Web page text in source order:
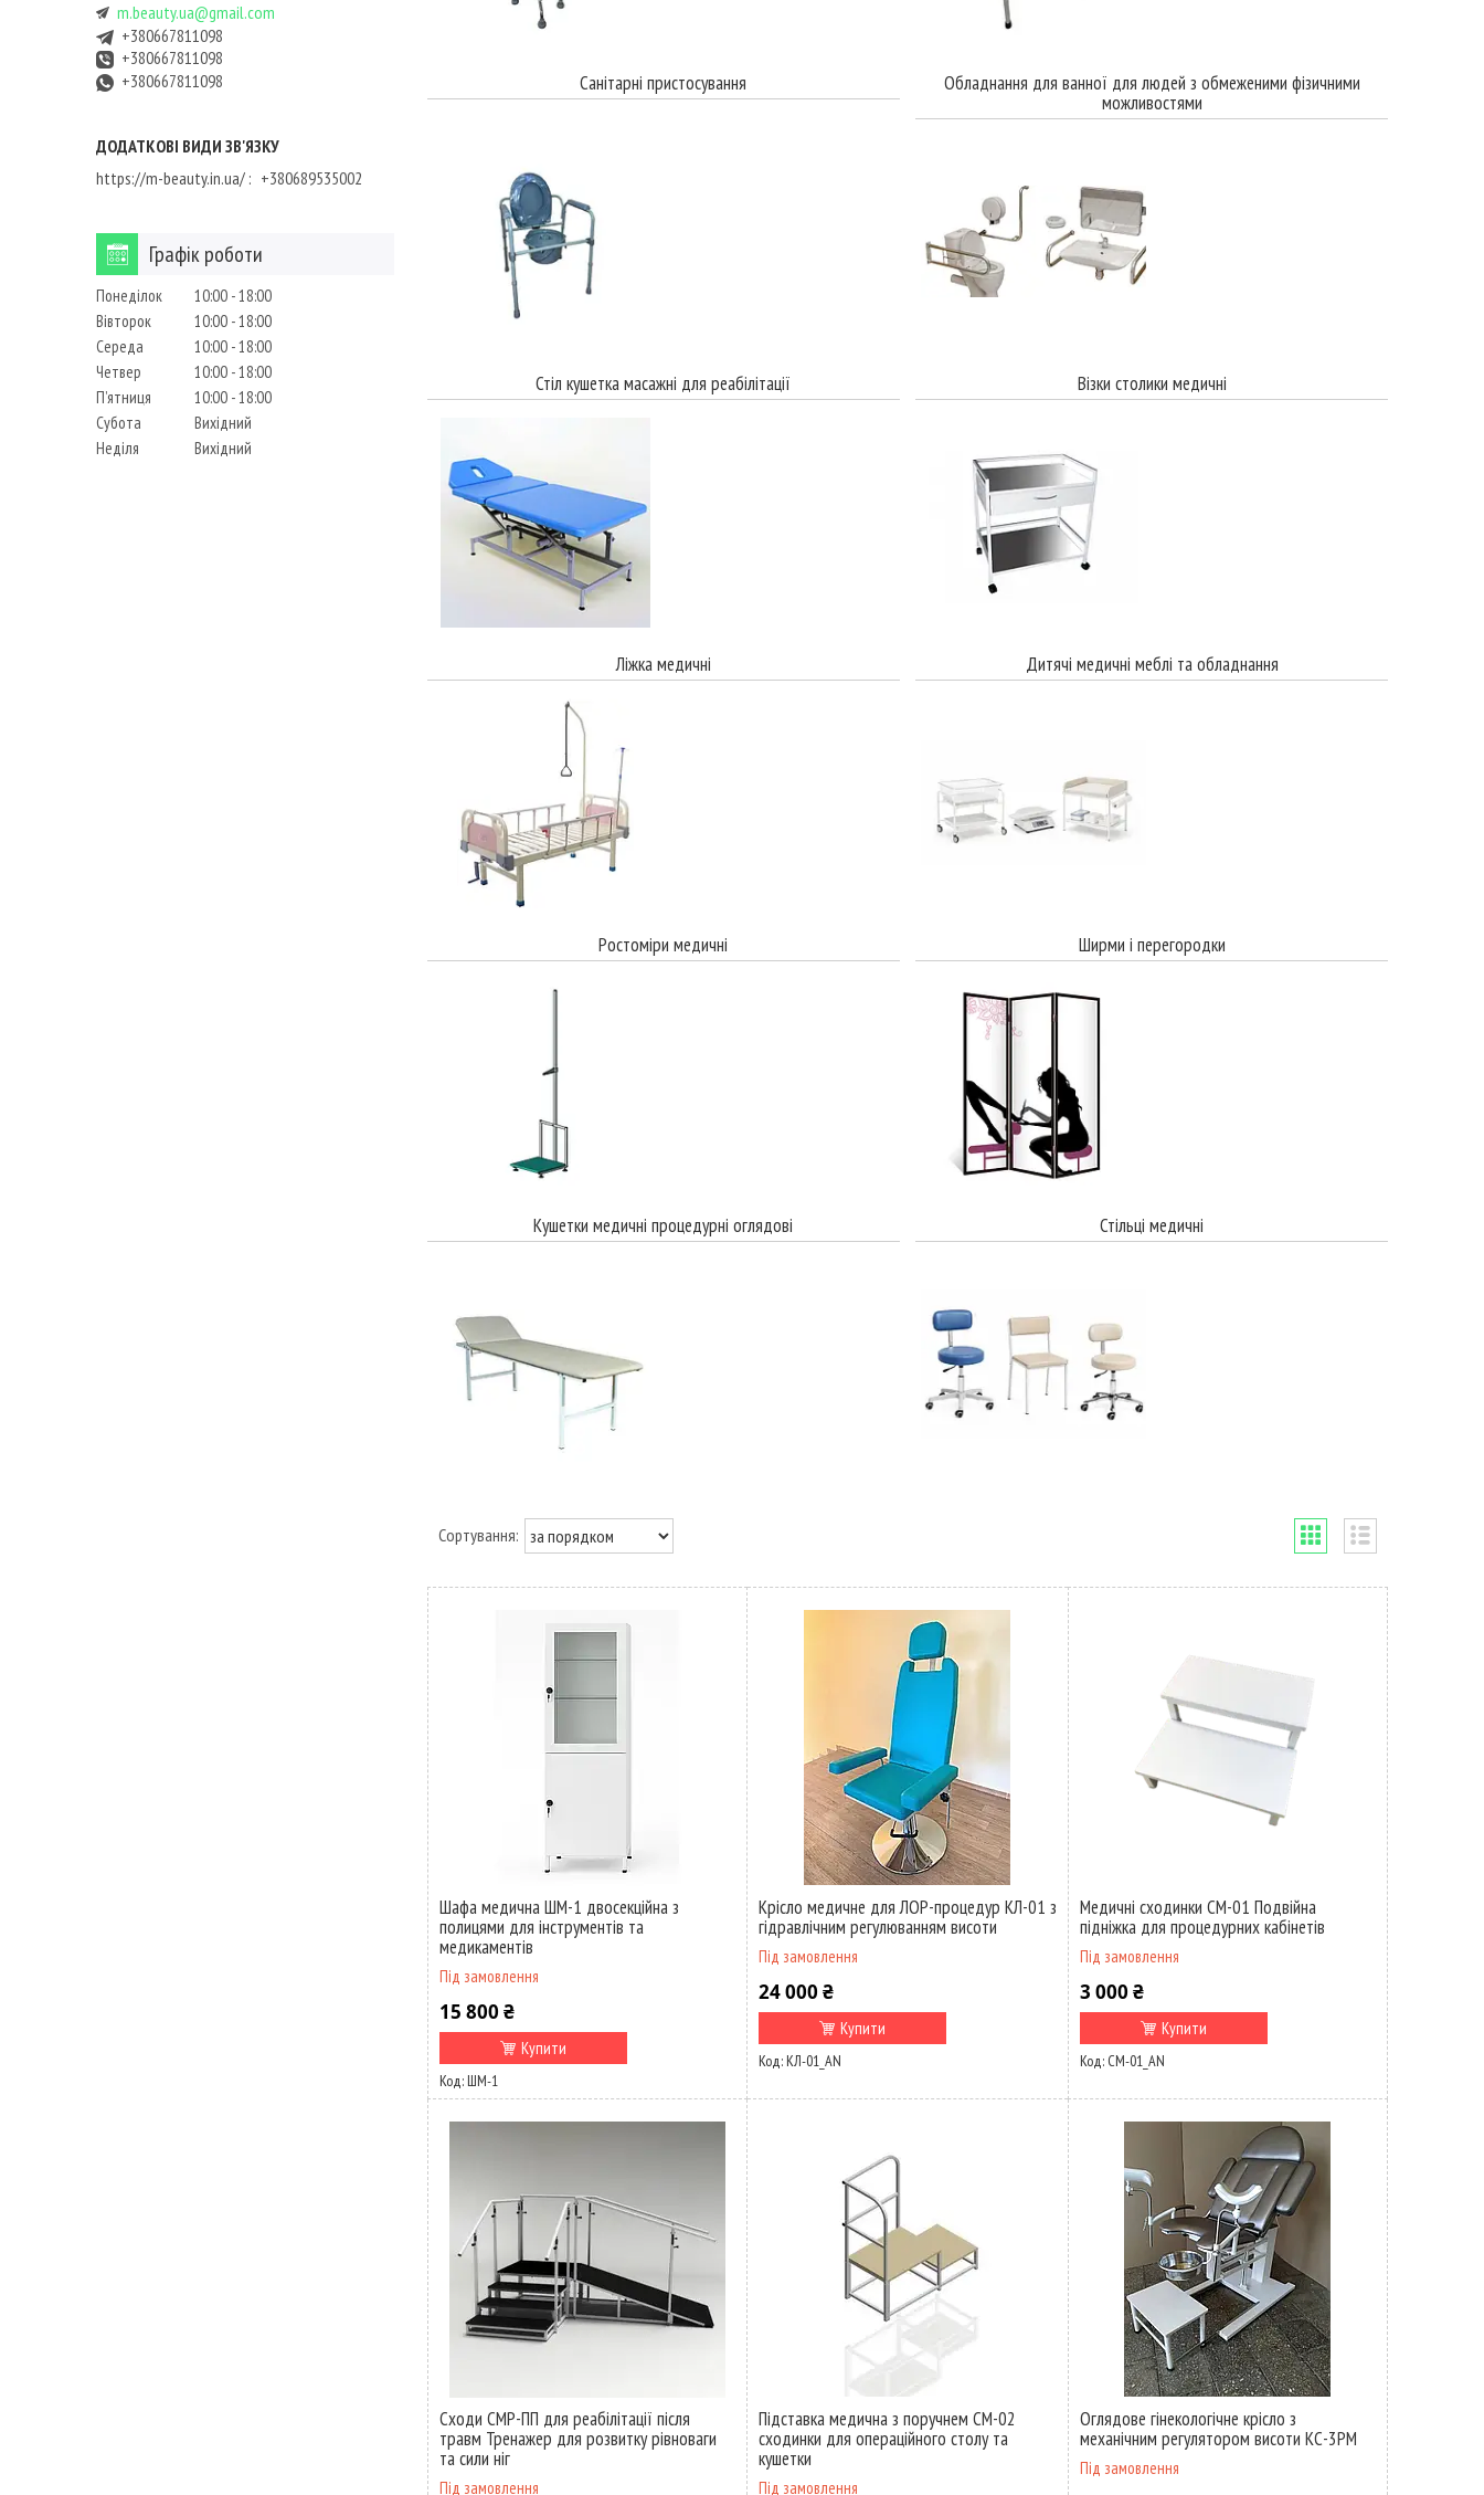
Санітарні пристосування
Обладнання для ванної для людей з обмеженими фізичними
можливостями
Стіл кушетка масажні для реабілітації Візки столики медичні
Ліжка медичні Дитячі медичні меблі та обладнання
Ростоміри медичні Ширми і перегородки
Кушетки медичні процедурні оглядові Стільці медичні
Шафа медична ШМ-1 двосекційна з
полицями для інструментів та
медикаментів
Під замовлення
15 800 ₴
Купити
ШМ-1
Крісло медичне для ЛОР-процедур КЛ-01 з
гідравлічним регулюванням висоти
Під замовлення
24 000 ₴
Купити
КЛ-01_AN
Медичні сходинки СМ-01 Подвійна
підніжка для процедурних кабінетів
Під замовлення
3 000 ₴
Купити
СМ-01_AN
Сходи СМР-ПП для реабілітації після
травм Тренажер для розвитку рівноваги
та сили ніг
Під замовлення
Підставка медична з поручнем СМ-02
сходинки для операційного столу та
кушетки
Під замовлення
Оглядове гінекологічне крісло з
механічним регулятором висоти КС-3РМ
Під замовлення
m.beauty.ua@gmail.com
+380667811098
+380667811098
+380667811098
https://m-beauty.in.ua/ +380689535002
Графік роботи
Понеділок 10:00 18:00
Вівторок
10:00 18:00
Середа
10:00 18:00
Четвер
10:00 18:00
Пʼятниця
10:00 18:00
Субота
Вихідний
Неділя
Вихідний